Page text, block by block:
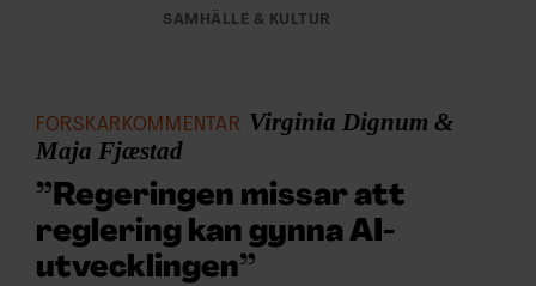
information som du har tillhandahållit eller som de har
SAMHÄLLE & KULTUR
FORSKARKOMMENTAR Virginia Dignum &
Maja Fjæstad
”Regeringen missar att
reglering kan gynna AI-
utvecklingen”